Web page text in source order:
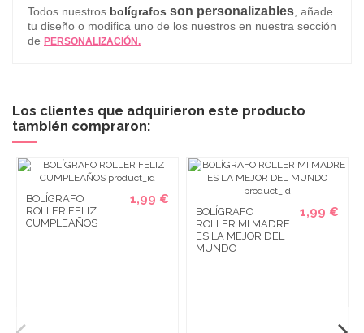
Todos nuestros bolígrafos son personalizables , añade
tu diseño o modifica uno de los nuestros en nuestra sección
de PERSONALIZACIÓN.
Los clientes que adquirieron este producto
también compraron:
BOLÍGRAFO
ROLLER FELIZ
CUMPLEAÑOS
1,99 €
BOLÍGRAFO
ROLLER MI MADRE
ES LA MEJOR DEL
MUNDO
1,99 €